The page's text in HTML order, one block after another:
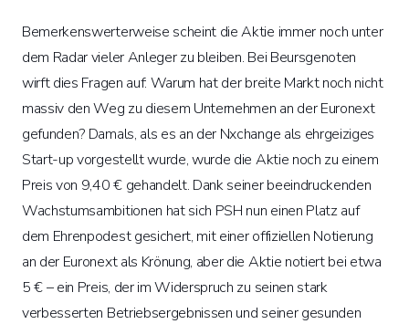
Bemerkenswerterweise scheint die Aktie immer noch unter
dem Radar vieler Anleger zu bleiben. Bei Beursgenoten
wirft dies Fragen auf: Warum hat der breite Markt noch nicht
massiv den Weg zu diesem Unternehmen an der Euronext
gefunden? Damals, als es an der Nxchange als ehrgeiziges
Start-up vorgestellt wurde, wurde die Aktie noch zu einem
Preis von 9,40 € gehandelt. Dank seiner beeindruckenden
Wachstumsambitionen hat sich PSH nun einen Platz auf
dem Ehrenpodest gesichert, mit einer offiziellen Notierung
an der Euronext als Krönung, aber die Aktie notiert bei etwa
5 € – ein Preis, der im Widerspruch zu seinen stark
verbesserten Betriebsergebnissen und seiner gesunden